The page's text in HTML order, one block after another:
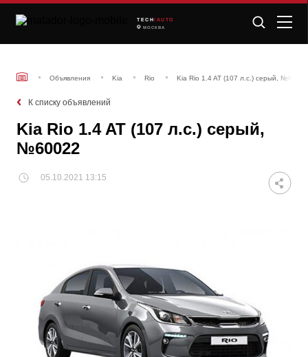
TECH /AUTO
МОСКВА
Объявления Kia Rio Kia Rio 1.4 AT (107 л.с.) серый, №60022
К списку объявлений
Kia Rio 1.4 AT (107 л.с.) серый,
№60022
05.10.2021 13:15